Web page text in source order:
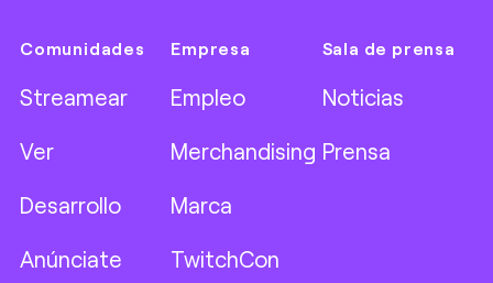
Comunidades
Streamear
Ver
Desarrollo
Anúnciate
Empresa
Empleo
Merchandising
Marca
TwitchCon
Sala de prensa
Noticias
Prensa